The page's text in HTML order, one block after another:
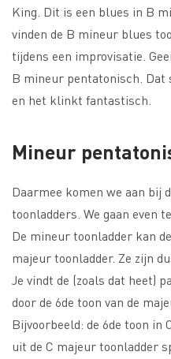
King. Dit is een blues in B
vinden de B mineur blues
tijdens een improvisatie.
B mineur pentatonisch.
en het klinkt fantastisch.
Mineur
Daarmee komen we aan bij
toonladders. We gaan even
De mineur toonladder kan
majeur toonladder. Ze zijn
Je vindt de (zoals dat heet)
door de 6de toon van de
Bijvoorbeeld: de 6de toon in
uit de C majeur toonladder